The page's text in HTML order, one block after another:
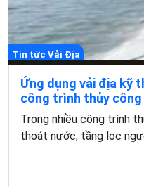
Tin tức Vải Địa
Ứng dụng vải địa kỹ
công trình thủy công
Trong nhiều công trình
thoát nước, tầng lọc